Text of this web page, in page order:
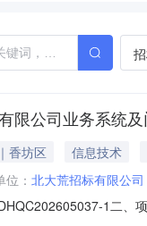
限公司业务系统
香坊区
信息技术
： 北大荒招标有限公司
1二、